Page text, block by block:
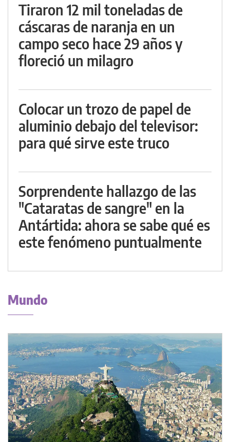
Tiraron 12 mil toneladas de
cáscaras de naranja en un
campo seco hace 29 años y
floreció un milagro
Colocar un trozo de papel de
aluminio debajo del televisor:
para qué sirve este truco
Sorprendente hallazgo de las
"Cataratas de sangre" en la
Antártida: ahora se sabe qué es
este fenómeno puntualmente
Mundo